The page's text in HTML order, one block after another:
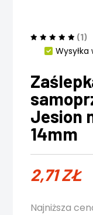
(1)
Wysyłka
Jesion
14mm
2,71ZŁ
Najniższa